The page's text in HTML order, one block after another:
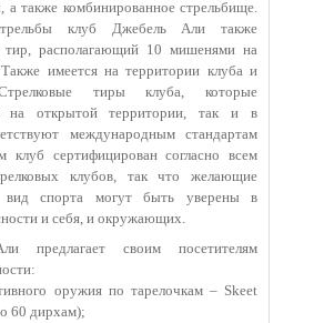
а также комбинированное стрельбище.
клуб Джебель Али также
тир, располагающий 10 мишенями на
имеется на территории клуба и
тиры клуба, которые
на открытой территории, так и в
международным стандартам
клуб сертифицирован согласно всем
клубов, так что желающие
вид спорта могут быть уверены в
и себя, и окружающих.
предлагает своим посетителям
оружия по тарелочкам – Skeet
60 дирхам);